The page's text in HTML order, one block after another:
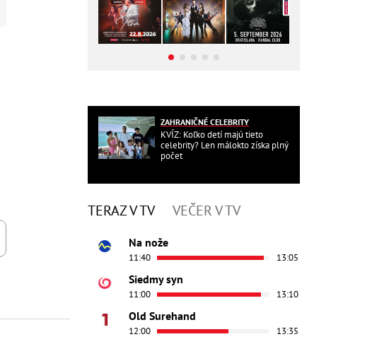
ZAHRANIČNÉ CELEBRITY
KVÍZ: Koľko detí majú tieto
celebrity? Len málokto získa plný
počet
TERAZ V TV VEČER V TV
Na nože
11:40 13:05
Siedmy syn
11:00 13:10
Old Surehand
12:00 13:35